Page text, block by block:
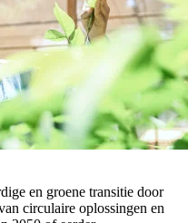
en groene transitie door
circulaire oplossingen en